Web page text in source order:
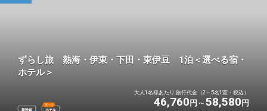
ずらし旅 熱海・伊東・下田・東伊豆 1泊＜選べる宿・
ホテル＞
新幹線 ホテル
選べる
大人1名様あたり 旅行代金（2～5名1室・税込）
46,760 円 58,580 円